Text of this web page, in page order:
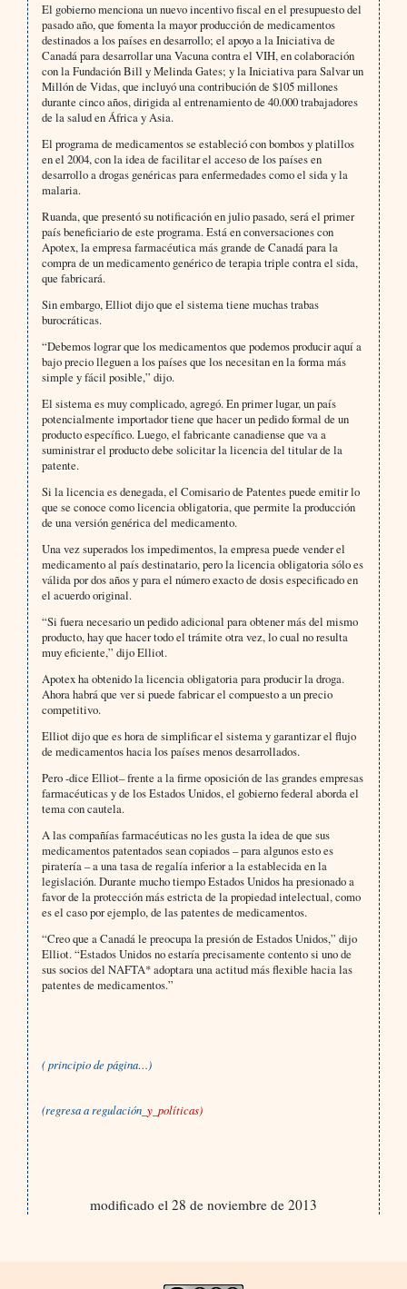
El gobierno menciona un nuevo incentivo fiscal en el presupuesto del
pasado año, que fomenta la mayor producción de medicamentos
destinados a los países en desarrollo; el apoyo a la Iniciativa de
Canadá para desarrollar una Vacuna contra el VIH, en colaboración
con la Fundación Bill y Melinda Gates; y la Iniciativa para Salvar un
Millón de Vidas, que incluyó una contribución de $105 millones
durante cinco años, dirigida al entrenamiento de 40.000 trabajadores
de la salud en África y Asia.
El programa de medicamentos se estableció con bombos y platillos
en el 2004, con la idea de facilitar el acceso de los países en
desarrollo a drogas genéricas para enfermedades como el sida y la
malaria.
Ruanda, que presentó su notificación en julio pasado, será el primer
país beneficiario de este programa. Está en conversaciones con
Apotex, la empresa farmacéutica más grande de Canadá para la
compra de un medicamento genérico de terapia triple contra el sida,
que fabricará.
Sin embargo, Elliot dijo que el sistema tiene muchas trabas
burocráticas.
“Debemos lograr que los medicamentos que podemos producir aquí a
bajo precio lleguen a los países que los necesitan en la forma más
simple y fácil posible,” dijo.
El sistema es muy complicado, agregó. En primer lugar, un país
potencialmente importador tiene que hacer un pedido formal de un
producto específico. Luego, el fabricante canadiense que va a
suministrar el producto debe solicitar la licencia del titular de la
patente.
Si la licencia es denegada, el Comisario de Patentes puede emitir lo
que se conoce como licencia obligatoria, que permite la producción
de una versión genérica del medicamento.
Una vez superados los impedimentos, la empresa puede vender el
medicamento al país destinatario, pero la licencia obligatoria sólo es
válida por dos años y para el número exacto de dosis especificado en
el acuerdo original.
“Si fuera necesario un pedido adicional para obtener más del mismo
producto, hay que hacer todo el trámite otra vez, lo cual no resulta
muy eficiente,” dijo Elliot.
Apotex ha obtenido la licencia obligatoria para producir la droga.
Ahora habrá que ver si puede fabricar el compuesto a un precio
competitivo.
Elliot dijo que es hora de simplificar el sistema y garantizar el flujo
de medicamentos hacia los países menos desarrollados.
Pero -dice Elliot– frente a la firme oposición de las grandes empresas
farmacéuticas y de los Estados Unidos, el gobierno federal aborda el
tema con cautela.
A las compañías farmacéuticas no les gusta la idea de que sus
medicamentos patentados sean copiados – para algunos esto es
piratería – a una tasa de regalía inferior a la establecida en la
legislación. Durante mucho tiempo Estados Unidos ha presionado a
favor de la protección más estricta de la propiedad intelectual, como
es el caso por ejemplo, de las patentes de medicamentos.
“Creo que a Canadá le preocupa la presión de Estados Unidos,” dijo
Elliot. “Estados Unidos no estaría precisamente contento si uno de
sus socios del NAFTA* adoptara una actitud más flexible hacia las
patentes de medicamentos.”
( principio de página…)
(regresa a regulación_y_políticas)
modificado el 28 de noviembre de 2013